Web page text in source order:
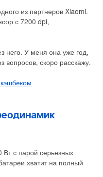
из партнеров Xiaomi.
с 7200 dpi,
него. У меня она уже год,
вопросов, скоро расскажу.
кэшбеком
с парой серьезных
хватит на полный